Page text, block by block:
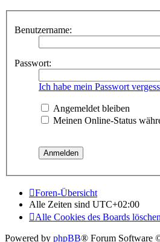
Benutzername:
Passwort:
Ich habe mein Passwort
Angemeldet bleiben
Meinen Online-Status
Foren-Übersicht
Alle Zeiten sind UTC+02:00
Alle Cookies des Boards löschen
Powered by phpBB® Forum Software